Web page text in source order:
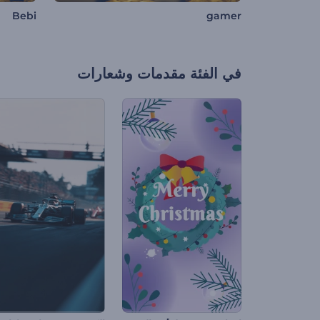
gamer
Bebi
في الفئة مقدمات وشعارات